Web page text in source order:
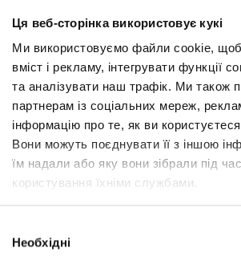
Ця веб-сторінка використовує кукі
Ми використовуємо файли cookie, щоб
вміст і рекламу, інтегрувати функції
та аналізувати наш трафік. Ми також
партнерам із соціальних мереж,
інформацію про те, як ви
Вони можуть поєднувати її з іншою
їм надали або яку вони зібрали під
користування їхніми службами.
згодиНеобхідні
Понеділок
Вівторок
Середа
П'ятниця
Субота
У торгову неділю
Більше інформації